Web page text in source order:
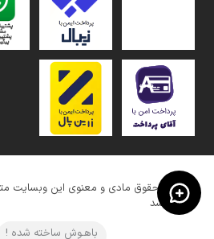
کلیه حقوق مادی و معنوی این وبسایت
میباشد
باهـوش ساخته شده !